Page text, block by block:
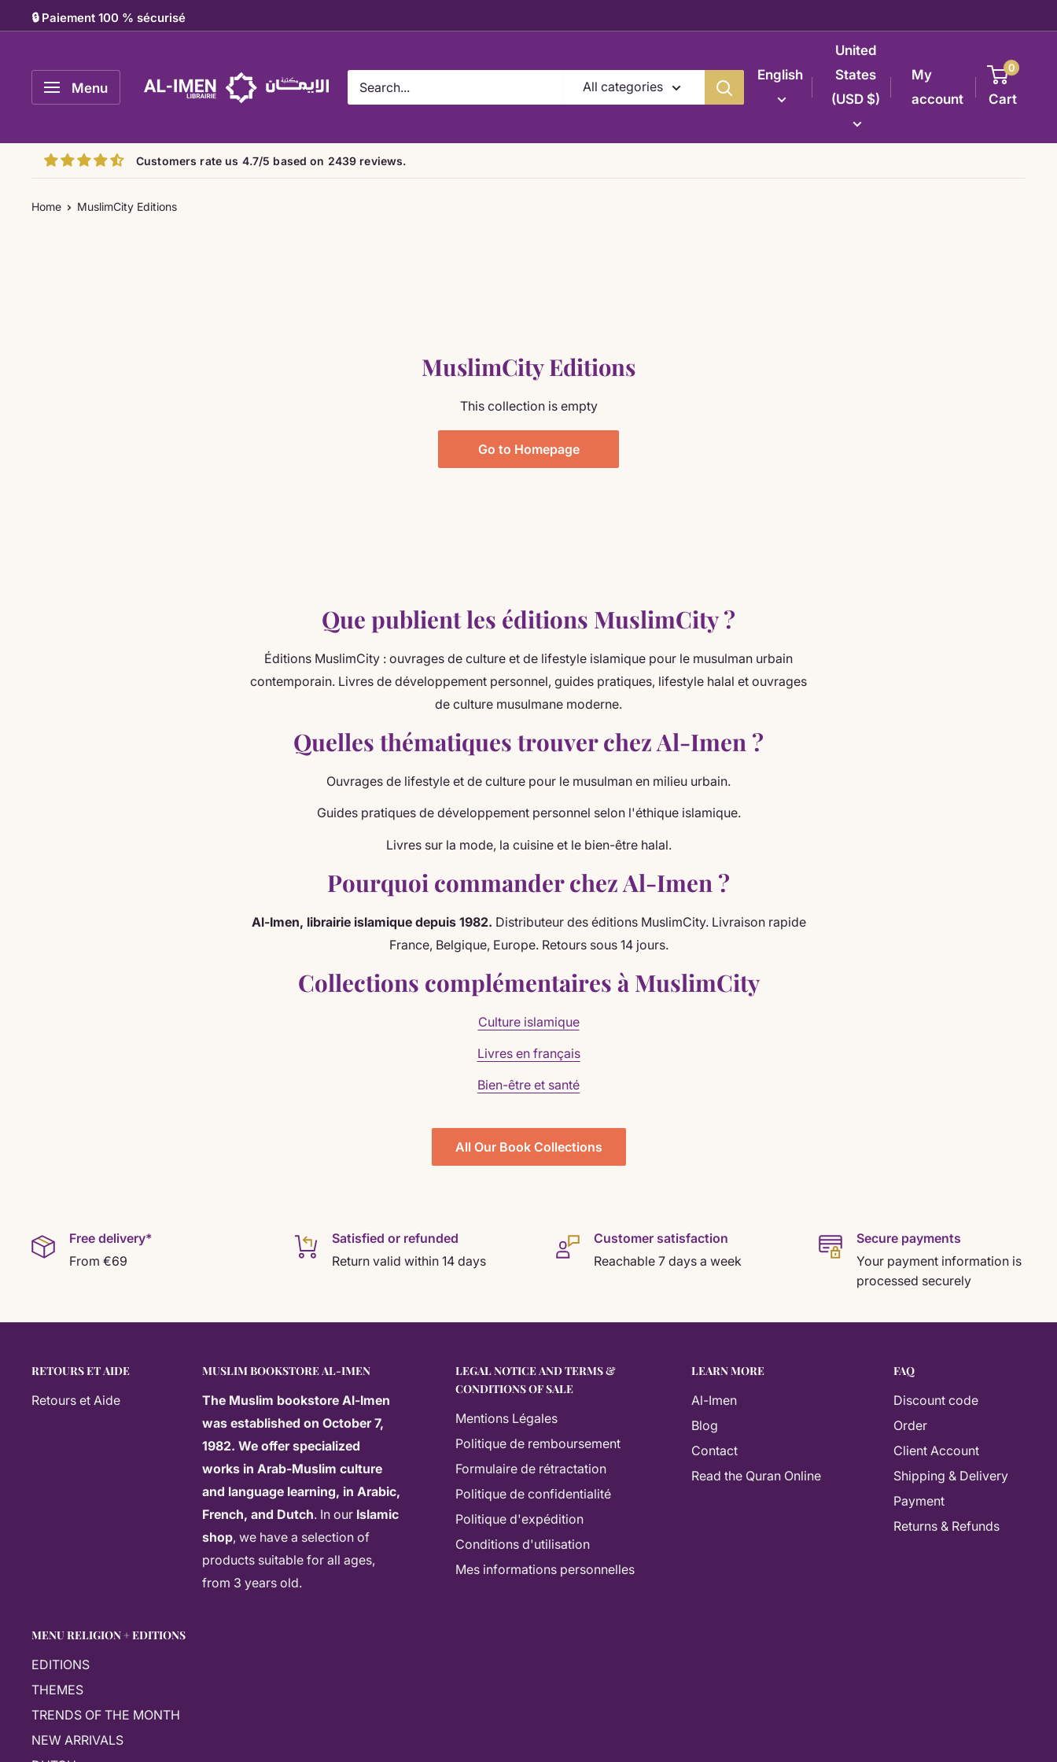
to
🔒 Paiement 100 % sécurisé
Menu
Al-
All categories
English
United
States
(USD $)
My
account
0
Cart
Customers rate us 4.7/5 based on 2439 reviews.
Home MuslimCity Editions
MuslimCity Editions
This collection is empty
Go to Homepage
Que publient les éditions MuslimCity ?
Éditions MuslimCity : ouvrages de culture et de lifestyle islamique pour le musulman urbain
contemporain. Livres de développement personnel, guides pratiques, lifestyle halal et ouvrages
de culture musulmane moderne.
Quelles thématiques trouver chez Al-Imen ?
Ouvrages de lifestyle et de culture pour le musulman en milieu urbain.
Guides pratiques de développement personnel selon l'éthique islamique.
Livres sur la mode, la cuisine et le bien-être halal.
Pourquoi commander chez Al-Imen ?
Al-Imen, librairie islamique depuis 1982. Distributeur des éditions MuslimCity. Livraison rapide
France, Belgique, Europe. Retours sous 14 jours.
Collections complémentaires à MuslimCity
Culture islamique
Livres en français
Bien-être et santé
All Our Book Collections
Free delivery*
From €69
Satisfied or refunded
Return valid within 14 days
Customer satisfaction
Reachable 7 days a week
Secure payments
Your payment information is
processed securely
RETOURS ET AIDE
Retours et Aide
MUSLIM BOOKSTORE AL-IMEN
The Muslim bookstore Al-Imen
was established on October 7,
1982. We offer specialized
works in Arab-Muslim culture
and language learning, in Arabic,
French, and Dutch. In our Islamic
shop, we have a selection of
products suitable for all ages,
from 3 years old.
LEGAL NOTICE AND TERMS &
CONDITIONS OF SALE
Mentions Légales
Politique de remboursement
Formulaire de rétractation
Politique de confidentialité
Politique d'expédition
Conditions d'utilisation
Mes informations personnelles
LEARN MORE
Al-Imen
Blog
Contact
Read the Quran Online
FAQ
Discount code
Order
Client Account
Shipping & Delivery
Payment
Returns & Refunds
MENU RELIGION + EDITIONS
EDITIONS
THEMES
TRENDS OF THE MONTH
NEW ARRIVALS
As-salamu alaykum! How can I help you